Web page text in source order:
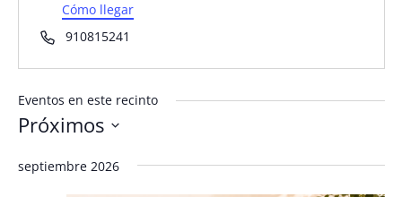
Cómo llegar
Teléfono910815241
Eventos en este recinto
Próximos
fecha.
septiembre 2026